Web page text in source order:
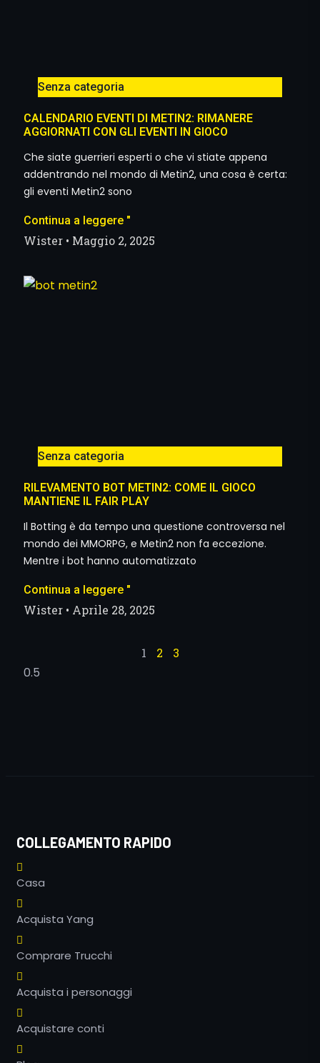
Senza categoria
CALENDARIO EVENTI DI METIN2: RIMANERE
AGGIORNATI CON GLI EVENTI IN GIOCO
Che siate guerrieri esperti o che vi stiate appena
addentrando nel mondo di Metin2, una cosa è certa:
gli eventi Metin2 sono
Continua a leggere "
Wister Maggio 2, 2025
Senza categoria
RILEVAMENTO BOT METIN2: COME IL GIOCO
MANTIENE IL FAIR PLAY
Il Botting è da tempo una questione controversa nel
mondo dei MMORPG, e Metin2 non fa eccezione.
Mentre i bot hanno automatizzato
Continua a leggere "
Wister Aprile 28, 2025
1 2 3
COLLEGAMENTO RAPIDO
Casa
Acquista Yang
Comprare Trucchi
Acquista i personaggi
Acquistare conti